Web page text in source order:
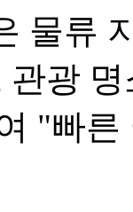
물류
광
"빠